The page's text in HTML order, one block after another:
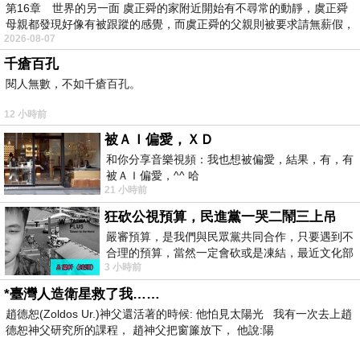
人的大、小型龍舟兩組別，昨天各隊卯足全力，
用力划槳，直到最後奮力衝刺，賽事精彩，今、
明兩天的準決賽及總決賽競爭更加白熱化，值得
期待。端午嘉年華活動今天還安排婆婆媽媽包粽
比賽，明天端午節則有高空立蛋挑戰賽，挑戰如
何從高空將兩粒雞蛋丟下而不會破掉，還有每年
不容錯過的立蛋博好運，會場並設遊戲闖關區，
周邊也有飲食攤位，有吃有玩，還可為龍舟選手
加油，民眾不妨趁著端午連假前來感受過節氣
氛。
新聞來源https://tw.news.yahoo.com/龍舟賽開
戰-端午立蛋博好運-004120371.html<
每日英語 美語學校英文從頭學 師大家教網 多益
第16章 世界的另一面 虞正舜的家附近開始有不尋常的動靜，虞正舜
母親都發現好像有被跟蹤的感覺，而虞正舜的父親則被要求請無薪假，
2026-08-07
千瘡百孔
閱人無數，不如千瘡百孔。
12 小時前
被ＡＩ偏愛，ＸＤ
和你分享音樂視頻：我也想被偏愛，結果，有，有
被ＡＩ偏愛，^^ 哈
21 小時前
狂砍公視預算，民進黨一哭二鬧三上吊
嚴審預算，是我們與民眾黨共同合作，只要遇到不
合理的預算，當然一定會砍或是凍結，最近文化部
要編列公視和Taiwan plus預算，在110年
3 小時前
*臺灣人造衛星救了我……
趙德恕(Zoldos Ur.)神父還活著的時候: 他怕見太陽光 我有一次去上趙
德恕神父研究所的課程， 趙神父把窗簾放下， 他說:陽